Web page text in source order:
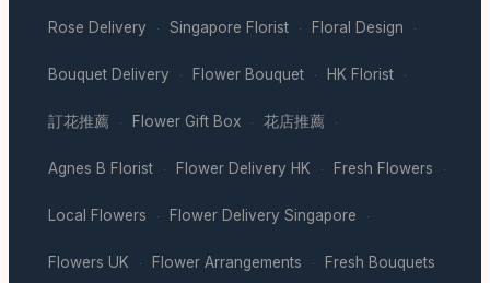
Rose Delivery · Singapore Florist · Floral Design ·
Bouquet Delivery · Flower Bouquet · HK Florist ·
訂花推薦 · Flower Gift Box · 花店推薦 ·
Agnes B Florist · Flower Delivery HK · Fresh Flowers ·
Local Flowers · Flower Delivery Singapore ·
Flowers UK · Flower Arrangements · Fresh Bouquets